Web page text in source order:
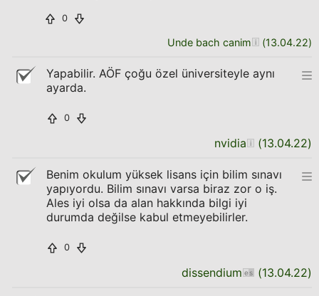
0
Unde bach canim (13.04.22)
Yapabilir. AÖF çoğu özel üniversiteyle aynı
ayarda.
0
nvidia (13.04.22)
Benim okulum yüksek lisans için bilim sınavı
yapıyordu. Bilim sınavı varsa biraz zor o iş.
Ales iyi olsa da alan hakkında bilgi iyi
durumda değilse kabul etmeyebilirler.
0
dissendium (13.04.22)